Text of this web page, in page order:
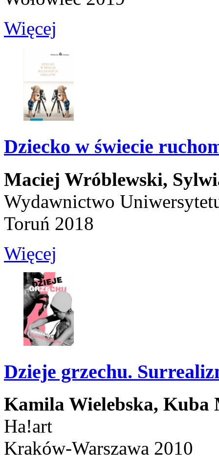
Więcej
Dziecko w świecie
Maciej Wróblewski,
Wydawnictwo
Toruń 2018
Więcej
Dzieje grzechu.
Kamila Wielebska, Kuba
Ha!art
Kraków-Warszawa 2010